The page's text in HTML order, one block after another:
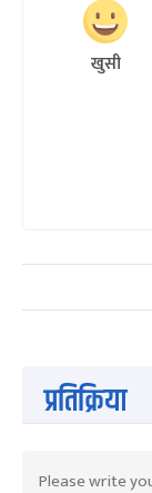
खुसी
प्रतिक्रिया